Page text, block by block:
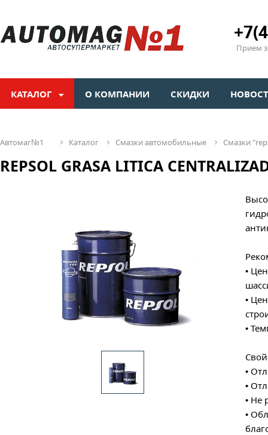
Прием
КАТАЛОГ О КОМПАНИИ СКИДКИ
автомаг№1 каталог смазки автомобильные смазки
REPSOL GRASA LITICA
•
•
•
•
•
• Не
•